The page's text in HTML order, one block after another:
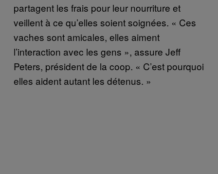
partagent les frais pour leur nourriture et
veillent à ce qu’elles soient soignées. « Ces
vaches sont amicales, elles aiment
l’interaction avec les gens », assure Jeff
Peters, président de la coop. « C’est pourquoi
elles aident autant les détenus. »